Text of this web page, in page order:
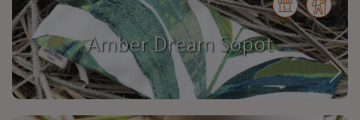
Amber Dream Sopot